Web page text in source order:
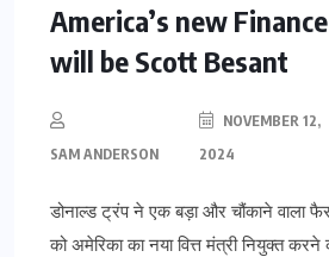
America’s new
will be Scott Besant
SAM ANDERSON
NOVEMBER 12,
2024
डोनाल्ड ट्रंप ने एक बड़ा और चौंकाने वाला
को अमेरिका का नया वित्त मंत्री नियुक्त करने